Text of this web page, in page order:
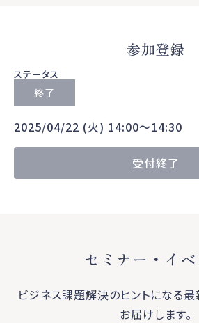
参加登録
ステータス
終了
2025/04/22 (火) 14:00〜14:30
受付終了
セミナー・イベ
ビジネス課題解決のヒントになる
お届けします。